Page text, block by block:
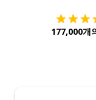
177,000개